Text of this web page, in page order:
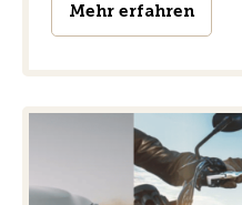
Mehr erfahren